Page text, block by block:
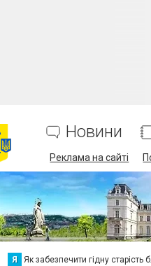
Новини
Реклама на сайті
Я Як забезпечити гідну старість